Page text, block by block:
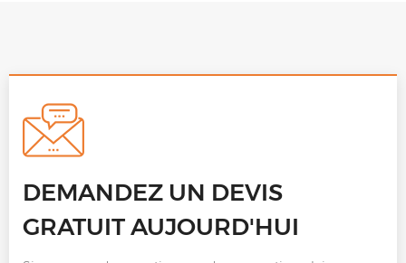
DEMANDEZ UN DEVIS
GRATUIT AUJOURD'HUI